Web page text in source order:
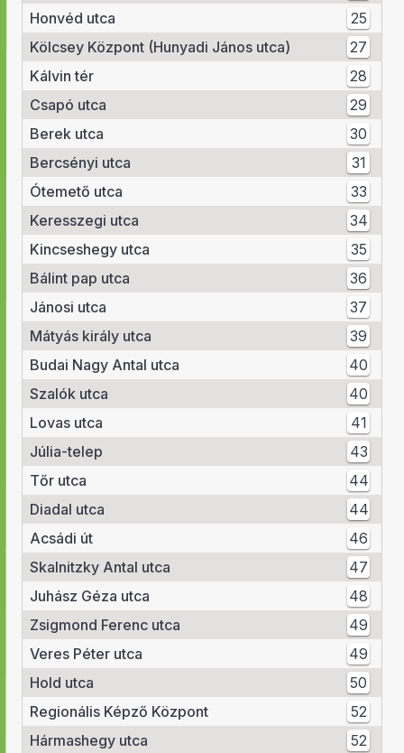
Honvéd utca
25
Kölcsey Központ (Hunyadi János utca)
27
Kálvin tér
28
Csapó utca
29
Berek utca
30
Bercsényi utca
31
Ótemető utca
33
Keresszegi utca
34
Kincseshegy utca
35
Bálint pap utca
36
Jánosi utca
37
Mátyás király utca
39
Budai Nagy Antal utca
40
Szalók utca
40
Lovas utca
41
Júlia-telep
43
Tőr utca
44
Diadal utca
44
Acsádi út
46
Skalnitzky Antal utca
47
Juhász Géza utca
48
Zsigmond Ferenc utca
49
Veres Péter utca
49
Hold utca
50
Regionális Képző Központ
52
Hármashegy utca
52